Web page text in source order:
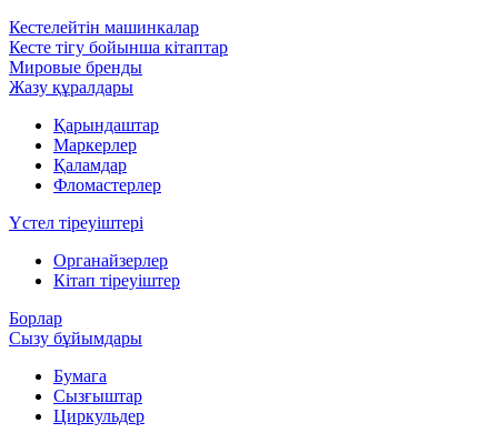
Кестелейтін машинкалар
Кесте тігу бойынша кітаптар
Мировые бренды
Жазу құралдары
Қарындаштар
Маркерлер
Қаламдар
Фломастерлер
Үстел тіреуіштері
Органайзерлер
Кітап тіреуіштер
Борлар
Сызу бұйымдары
Бумага
Сызғыштар
Циркульдер